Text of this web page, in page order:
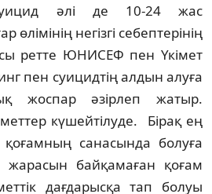
әлі де 10-24 жас
негізгі себептерінің
ретте ЮНИСЕФ пен Үкімет
пен суицидтің алдын алуға
жоспар әзірлеп жатыр.
күшейтілуде. Бірақ ең
санасында болуға
байқамаған қоғам
дағдарысқа тап болуы